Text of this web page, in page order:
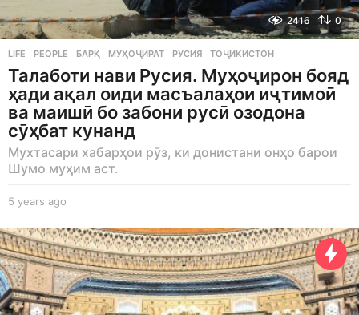
2416 0
LIFE ,PEOPLE БАРҚ ,МУҲОҶИРАТ ,РУСИЯ ,ТОҶИКИСТОН
Талаботи нави Русия. Муҳоҷирон бояд
ҳади ақал оиди масъалаҳои иҷтимоӣ
ва маишӣ бо забони русӣ озодона
сӯҳбат кунанд
Мухтасари хабарҳои рӯз, ки донистани онҳо барои
Шумо муҳим аст.
5 years ago
e
a
r
s
a
g